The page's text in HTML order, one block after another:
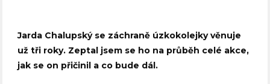
Jarda Chalupský se záchraně úzkokolejky věnuje
už tři roky. Zeptal jsem se ho na průběh celé akce,
jak se on přičinil a co bude dál.